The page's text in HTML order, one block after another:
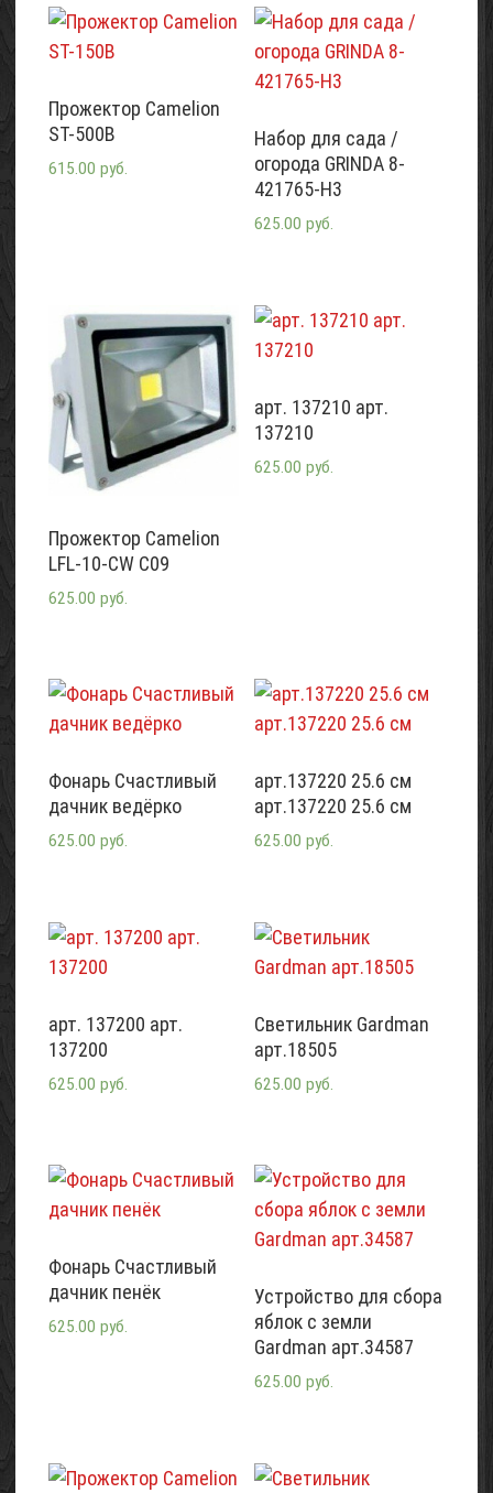
Прожектор Camelion
ST-500B
615.00 руб.
Набор для сада /
огорода GRINDA 8-
421765-H3
625.00 руб.
Прожектор Camelion
LFL-10-CW C09
625.00 руб.
арт. 137210 арт.
137210
625.00 руб.
Фонарь Счастливый
дачник ведёрко
625.00 руб.
арт.137220 25.6 см
арт.137220 25.6 см
625.00 руб.
арт. 137200 арт.
137200
625.00 руб.
Светильник Gardman
арт.18505
625.00 руб.
Фонарь Счастливый
дачник пенёк
625.00 руб.
Устройство для сбора
яблок с земли
Gardman арт.34587
625.00 руб.